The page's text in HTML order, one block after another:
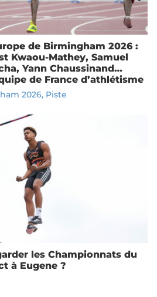
de Birmingham 2026 :
Kwaou-Mathey, Samuel
Yann Chaussinand…
de France d’athlétisme
2026, Piste
les Championnats du
à Eugene ?